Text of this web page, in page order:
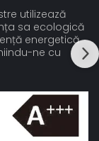
utilizează
sa ecologică
energetică
ne cu